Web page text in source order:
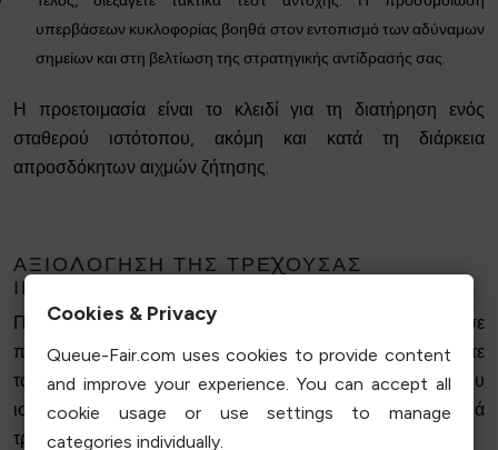
υπερβάσεων κυκλοφορίας βοηθά στον εντοπισμό των αδύναμων
σημείων και στη βελτίωση της στρατηγικής αντίδρασής σας.
Η προετοιμασία είναι το κλειδί για τη διατήρηση ενός
σταθερού ιστότοπου, ακόμη και κατά τη διάρκεια
απροσδόκητων αιχμών ζήτησης.
ΑΞΙΟΛΌΓΗΣΗ ΤΗΣ ΤΡΈΧΟΥΣΑΣ
ΙΚΑΝΌΤΗΤΆΣ ΣΑΣ
Πριν μπορέσετε να κλιμακώσετε αποτελεσματικά σε
περίπτωση έκτακτης ανάγκης, είναι σημαντικό να γνωρίζετε
τα τρέχοντα όριά σας. Η αξιολόγηση της χωρητικότητας του
ιστότοπού σας σας επιτρέπει να κατανοήσετε τα πιθανά
τρωτά σημεία και να σχεδιάσετε αναλόγως.
Cookies & Privacy
Queue-Fair.com uses cookies to provide content
and improve your experience. You can accept all
cookie usage or use settings to manage
categories individually.